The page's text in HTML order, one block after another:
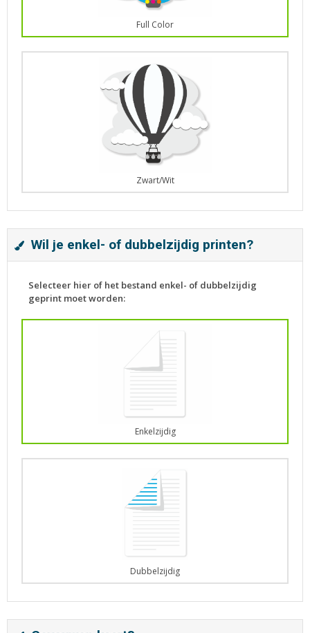
Full Color
Zwart/Wit
Wil je enkel- of dubbelzijdig printen?
Selecteer hier of het bestand enkel- of dubbelzijdig
geprint moet worden:
Enkelzijdig
Dubbelzijdig